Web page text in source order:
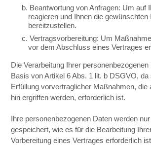
b. Beantwortung von Anfragen: Um auf
reagieren und Ihnen die gewünschten
bereitzustellen.
c. Vertragsvorbereitung: Um
vor dem Abschluss eines Vertrages
Die Verarbeitung Ihrer
Basis von Artikel 6 Abs. 1 lit. b DSGVO, da
Erfüllung vorvertraglicher Maßnahmen, die
hin ergriffen werden, erforderlich ist.
Ihre personenbezogenen Daten werden
gespeichert, wie es für die Bearbeitung
Vorbereitung eines Vertrages erforderlich